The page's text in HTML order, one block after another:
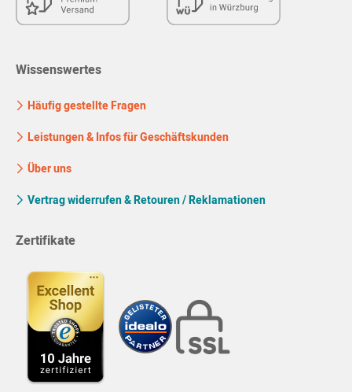
Wissenswertes
Häufig gestellte Fragen
Leistungen & Infos für Geschäftskunden
Über uns
Vertrag widerrufen & Retouren / Reklamationen
Zertifikate